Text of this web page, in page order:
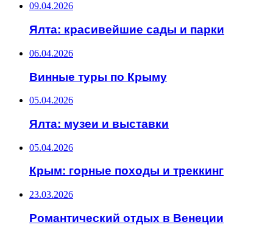
09.04.2026
Ялта: красивейшие сады и парки
06.04.2026
Винные туры по Крыму
05.04.2026
Ялта: музеи и выставки
05.04.2026
Крым: горные походы и треккинг
23.03.2026
Романтический отдых в Венеции